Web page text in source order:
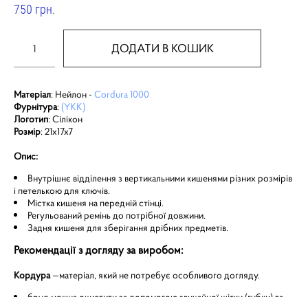
750 грн.
ДОДАТИ В КОШИК
Матеріал: Нейлон - Cordura 1000
Фурнітура: (YKK)
Логотип: Сілікон
Розмір: 21x17x7
Опис:
Внутрішнє відділення з вертикальними кишенями різних розмірів
і петелькою для ключів.
Містка кишеня на передній стінці.
Регульований ремінь до потрібної довжини.
Задня кишеня для зберігання дрібних предметів.
Рекомендації з догляду за виробом:
Кордура—матеріал, який не потребує особливого догляду.